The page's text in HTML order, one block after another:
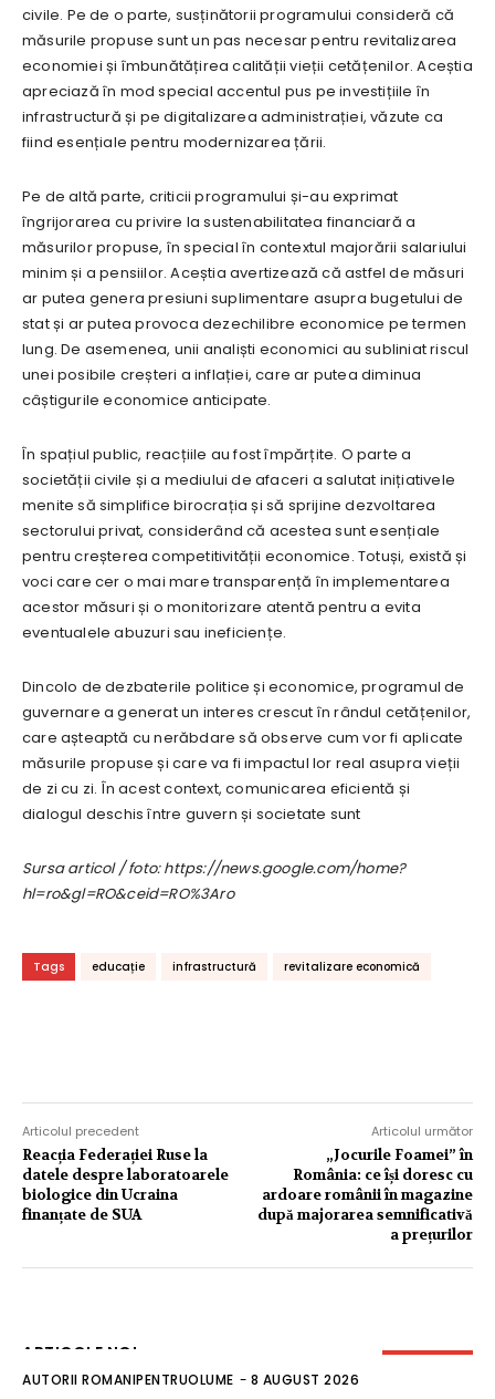
civile. Pe de o parte, susținătorii programului consideră că
măsurile propuse sunt un pas necesar pentru revitalizarea
economiei și îmbunătățirea calității vieții cetățenilor. Aceștia
apreciază în mod special accentul pus pe investițiile în
infrastructură și pe digitalizarea administrației, văzute ca
fiind esențiale pentru modernizarea țării.
Pe de altă parte, criticii programului și-au exprimat
îngrijorarea cu privire la sustenabilitatea financiară a
măsurilor propuse, în special în contextul majorării salariului
minim și a pensiilor. Aceștia avertizează că astfel de măsuri
ar putea genera presiuni suplimentare asupra bugetului de
stat și ar putea provoca dezechilibre economice pe termen
lung. De asemenea, unii analiști economici au subliniat riscul
unei posibile creșteri a inflației, care ar putea diminua
câștigurile economice anticipate.
În spațiul public, reacțiile au fost împărțite. O parte a
societății civile și a mediului de afaceri a salutat inițiativele
menite să simplifice birocrația și să sprijine dezvoltarea
sectorului privat, considerând că acestea sunt esențiale
pentru creșterea competitivității economice. Totuși, există și
voci care cer o mai mare transparență în implementarea
acestor măsuri și o monitorizare atentă pentru a evita
eventualele abuzuri sau ineficiențe.
Dincolo de dezbaterile politice și economice, programul de
guvernare a generat un interes crescut în rândul cetățenilor,
care așteaptă cu nerăbdare să observe cum vor fi aplicate
măsurile propuse și care va fi impactul lor real asupra vieții
de zi cu zi. În acest context, comunicarea eficientă și
dialogul deschis între guvern și societate sunt
Sursa articol / foto: https://news.google.com/home?
hl=ro&gl=RO&ceid=RO%3Aro
Tags educație infrastructură revitalizare economică
Articolul precedent
Reacția Federației Ruse la
datele despre laboratoarele
biologice din Ucraina
finanțate de SUA
Articolul următor
„Jocurile Foamei” în
România: ce își doresc cu
ardoare românii în magazine
după majorarea semnificativă
a prețurilor
ARTICOLE NOI
AUTORII ROMANIPENTRUOLUME - 8 AUGUST 2026